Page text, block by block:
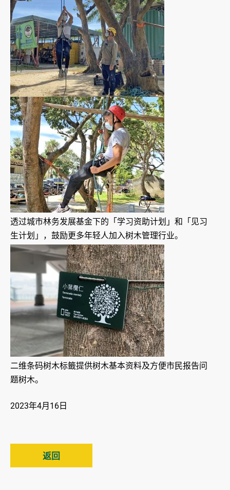
透过城市林务发展基金下的「学习资助计划」和「见习
生计划」，鼓励更多年轻人加入树木管理行业。
二维条码树木标籤提供树木基本资料及方便市民报告问
题树木。
2023年4月16日
返回